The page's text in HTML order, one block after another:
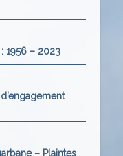
1956 – 2023
– Plaintes